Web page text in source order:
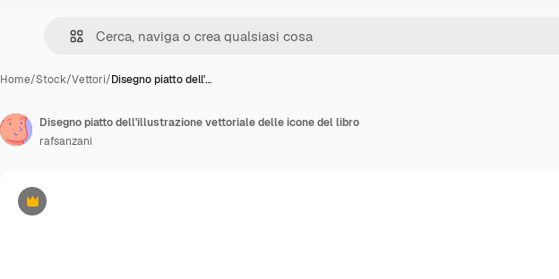
Home/Stock/Vettori/Disegno piatto dell'…
Premium
Disegno piatto dell'illustrazione vettoriale delle icone del libro
rafsanzani